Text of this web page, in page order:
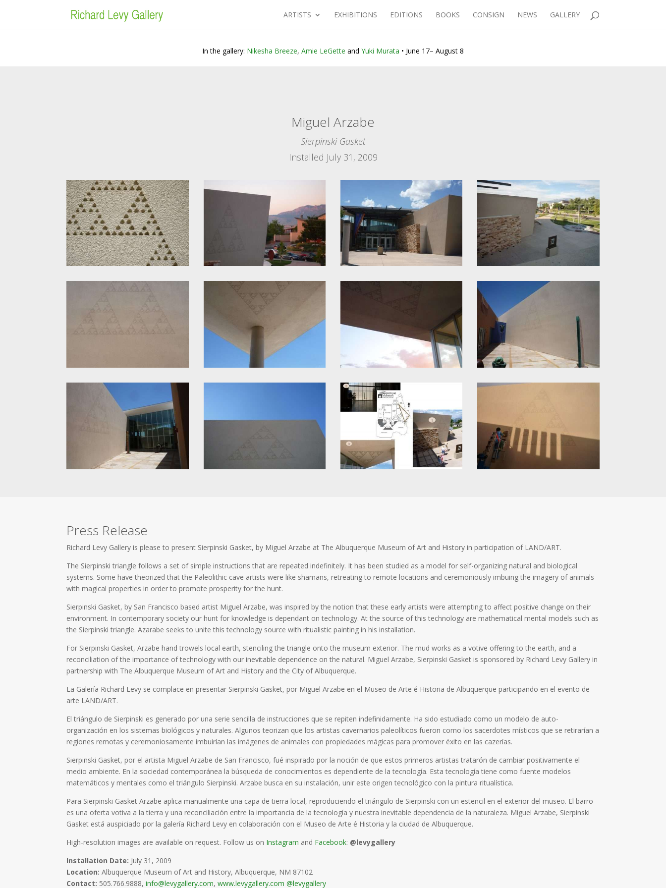
In the gallery: Nikesha Breeze, Amie LeGette and Yuki Murata • June 17– August 8
ARTISTS EXHIBITIONS EDITIONS BOOKS CONSIGN NEWS GALLERY
Miguel Arzabe
Sierpinski Gasket
Installed July 31, 2009
Press Release
Richard Levy Gallery is please to present Sierpinski Gasket, by Miguel Arzabe at The Albuquerque Museum of Art and History in participation of LAND/ART.
The Sierpinski triangle follows a set of simple instructions that are repeated indefinitely. It has been studied as a model for self-organizing natural and biological
systems. Some have theorized that the Paleolithic cave artists were like shamans, retreating to remote locations and ceremoniously imbuing the imagery of animals
with magical properties in order to promote prosperity for the hunt.
Sierpinski Gasket, by San Francisco based artist Miguel Arzabe, was inspired by the notion that these early artists were attempting to affect positive change on their
environment. In contemporary society our hunt for knowledge is dependant on technology. At the source of this technology are mathematical mental models such as
the Sierpinski triangle. Azarabe seeks to unite this technology source with ritualistic painting in his installation.
For Sierpinski Gasket, Arzabe hand trowels local earth, stenciling the triangle onto the museum exterior. The mud works as a votive offering to the earth, and a
reconciliation of the importance of technology with our inevitable dependence on the natural. Miguel Arzabe, Sierpinski Gasket is sponsored by Richard Levy Gallery in
partnership with The Albuquerque Museum of Art and History and the City of Albuquerque.
La Galería Richard Levy se complace en presentar Sierpinski Gasket, por Miguel Arzabe en el Museo de Arte é Historia de Albuquerque participando en el evento de
arte LAND/ART.
El triángulo de Sierpinski es generado por una serie sencilla de instrucciones que se repiten indefinidamente. Ha sido estudiado como un modelo de auto-
organización en los sistemas biológicos y naturales. Algunos teorizan que los artistas cavernarios paleolíticos fueron como los sacerdotes místicos que se retirarían a
regiones remotas y ceremoniosamente imbuirían las imágenes de animales con propiedades mágicas para promover éxito en las cazerías.
Sierpinski Gasket, por el artista Miguel Arzabe de San Francisco, fué inspirado por la noción de que estos primeros artistas tratarón de cambiar positivamente el
medio ambiente. En la sociedad contemporánea la búsqueda de conocimientos es dependiente de la tecnología. Esta tecnología tiene como fuente modelos
matemáticos y mentales como el triángulo Sierpinski.Arzabe busca en su instalación, unir este origen tecnológico con la pintura ritualística.
Para Sierpinski Gasket Arzabe aplica manualmente una capa de tierra local, reproduciendo el triángulo de Sierpinski con un estencil en el exterior del museo. El barro
es una oferta votiva a la tierra y una reconciliación entre la importancia de la tecnología y nuestra inevitable dependencia de la naturaleza. Miguel Arzabe, Sierpinski
Gasket está auspiciado por la galería Richard Levy en colaboración con el Museo de Arte é Historia y la ciudad de Albuquerque.
High-resolution images are available on request. Follow us on Instagram and Facebook: @levygallery
Installation Date: July 31, 2009
Location: Albuquerque Museum of Art and History, Albuquerque, NM 87102
Contact: 505.766.9888,info@levygallery.com,www.levygallery.com @levygallery